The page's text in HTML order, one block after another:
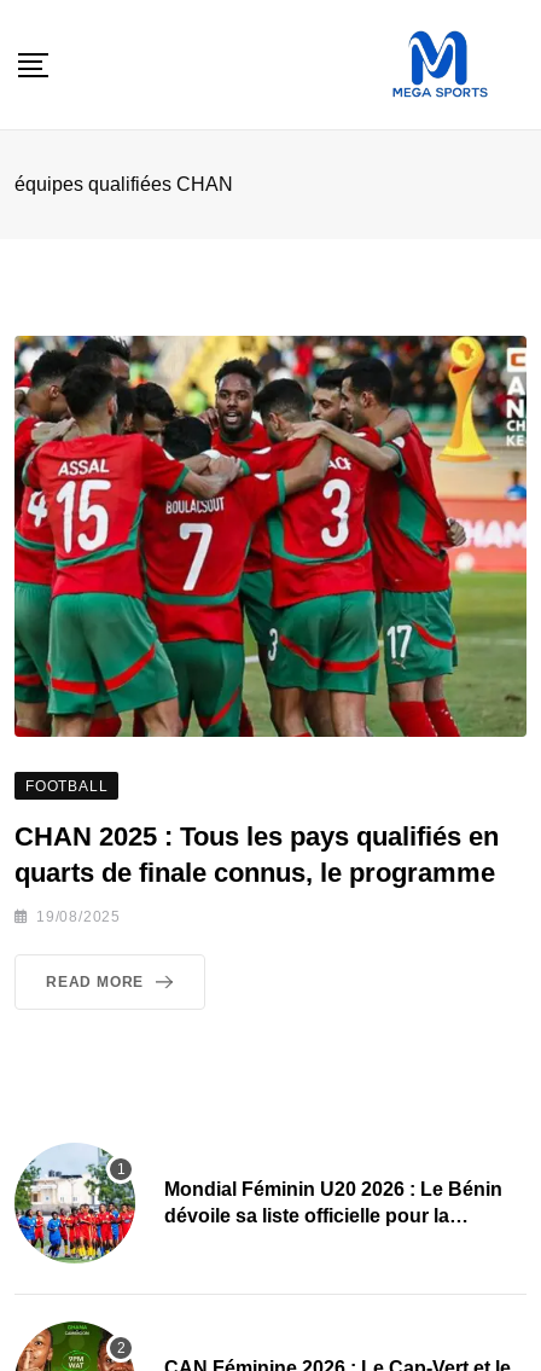
équipes qualifiées CHAN
FOOTBALL
CHAN 2025 : Tous les pays qualifiés en
quarts de finale connus, le programme
19/08/2025
READ MORE
Mondial Féminin U20 2026 : Le Bénin
dévoile sa liste officielle pour la